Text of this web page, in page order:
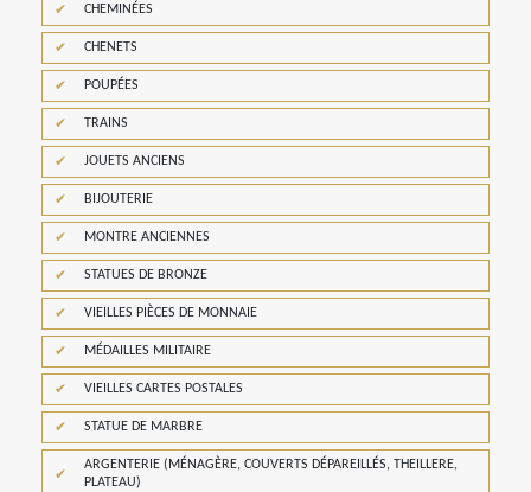
CHEMINÉES
CHENETS
POUPÉES
TRAINS
JOUETS ANCIENS
BIJOUTERIE
MONTRE ANCIENNES
STATUES DE BRONZE
VIEILLES PIÈCES DE MONNAIE
MÉDAILLES MILITAIRE
VIEILLES CARTES POSTALES
STATUE DE MARBRE
ARGENTERIE (MÉNAGÈRE, COUVERTS DÉPAREILLÉS, THEILLERE,
PLATEAU)